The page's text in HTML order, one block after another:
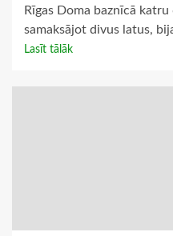
Rīgas Doma baznīcā
samaksājot divus latus,
Lasīt tālāk